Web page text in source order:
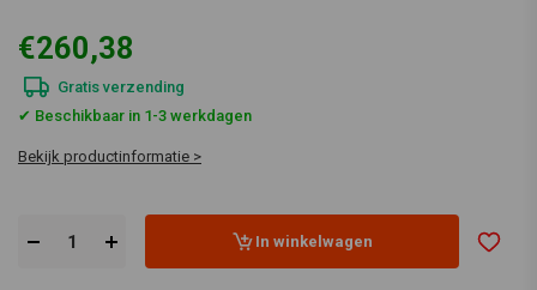
€260,38
Gratis verzending
✔ Beschikbaar in 1-3 werkdagen
Bekijk productinformatie >
In winkelwagen